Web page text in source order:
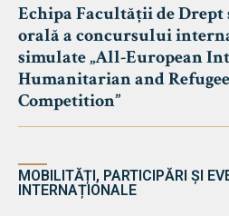
Echipa Facultății de Drept
orală a concursului
simulate „All-European
Humanitarian and
Competition”
MOBILITĂȚI, PARTICIPĂRI ȘI
INTERNAȚIONALE